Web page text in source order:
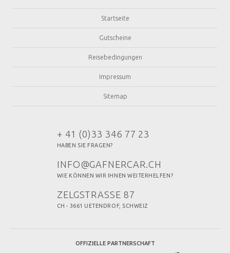
Startseite
Gutscheine
Reisebedingungen
Impressum
Sitemap
+ 41 (0)33 346 77 23
HABEN SIE FRAGEN?
INFO@GAFNERCAR.CH
WIE KÖNNEN WIR IHNEN WEITERHELFEN?
ZELGSTRASSE 87
CH - 3661 UETENDROF, SCHWEIZ
OFFIZIELLE PARTNERSCHAFT